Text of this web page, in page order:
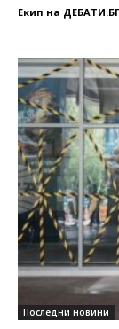
Екип на ДЕБАТИ.БГ
Последни новини